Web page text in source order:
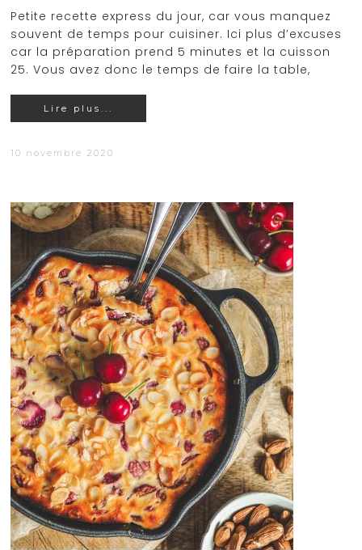
Petite recette express du jour, car vous manquez
souvent de temps pour cuisiner. Ici plus d’excuses
car la préparation prend 5 minutes et la cuisson
25. Vous avez donc le temps de faire la table,
Lire plus...
10 novembre 2020